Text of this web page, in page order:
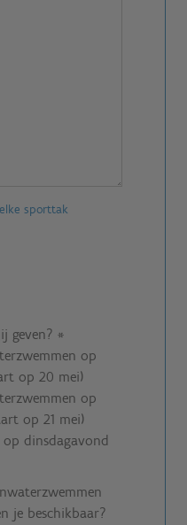
sporttak
geven? *
op
op 20 mei)
op
op 21 mei)
op dinsdagavond
je beschikbaar?